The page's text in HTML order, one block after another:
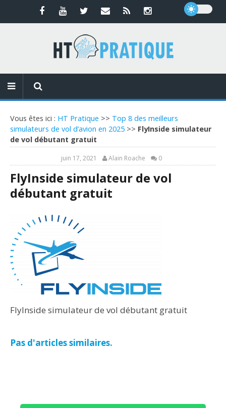
Vous êtes ici : HT Pratique >> Top 8 des meilleurs
simulateurs de vol d’avion en 2025 >> FlyInside simulateur
de vol débutant gratuit
juin 17, 2021 Alain Roache 0
FlyInside simulateur de vol
débutant gratuit
FlyInside simulateur de vol débutant gratuit
Pas d'articles similaires.